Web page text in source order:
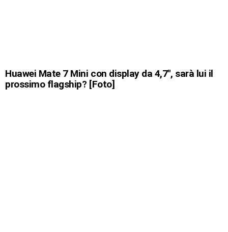
Huawei Mate 7 Mini con display da 4,7″, sarà lui il
prossimo flagship? [Foto]